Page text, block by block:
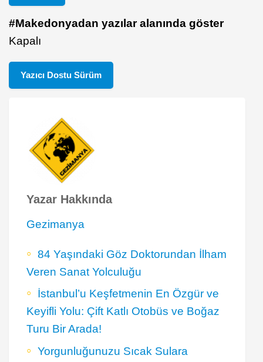
#Makedonyadan yazılar alanında göster
Kapalı
Yazıcı Dostu Sürüm
Yazar Hakkında
Gezimanya
84 Yaşındaki Göz Doktorundan İlham
Veren Sanat Yolculuğu
İstanbul’u Keşfetmenin En Özgür ve
Keyifli Yolu: Çift Katlı Otobüs ve Boğaz
Turu Bir Arada!
Yorgunluğunuzu Sıcak Sulara